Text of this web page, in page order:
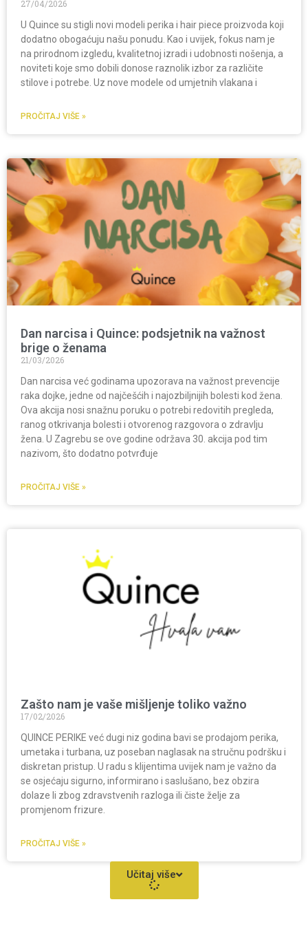
27/04/2026
U Quince su stigli novi modeli perika i hair piece proizvoda koji
dodatno obogaćuju našu ponudu. Kao i uvijek, fokus nam je
na prirodnom izgledu, kvalitetnoj izradi i udobnosti nošenja, a
noviteti koje smo dobili donose raznolik izbor za različite
stilove i potrebe. Uz nove modele od umjetnih vlakana i
PROČITAJ VIŠE »
Dan narcisa i Quince: podsjetnik na važnost
brige o ženama
21/03/2026
Dan narcisa već godinama upozorava na važnost prevencije
raka dojke, jedne od najčešćih i najozbiljnijih bolesti kod žena.
Ova akcija nosi snažnu poruku o potrebi redovitih pregleda,
ranog otkrivanja bolesti i otvorenog razgovora o zdravlju
žena. U Zagrebu se ove godine održava 30. akcija pod tim
nazivom, što dodatno potvrđuje
PROČITAJ VIŠE »
Zašto nam je vaše mišljenje toliko važno
17/02/2026
QUINCE PERIKE već dugi niz godina bavi se prodajom perika,
umetaka i turbana, uz poseban naglasak na stručnu podršku i
diskretan pristup. U radu s klijentima uvijek nam je važno da
se osjećaju sigurno, informirano i saslušano, bez obzira
dolaze li zbog zdravstvenih razloga ili čiste želje za
promjenom frizure.
PROČITAJ VIŠE »
Učitaj više